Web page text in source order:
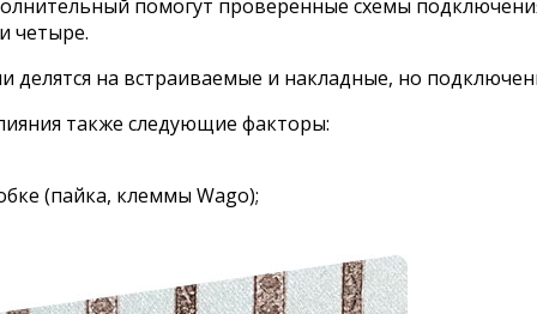
помогут проверенные схемы
четыре.
на встраиваемые и накладные, но
также следующие факторы:
(пайка, клеммы Wago);